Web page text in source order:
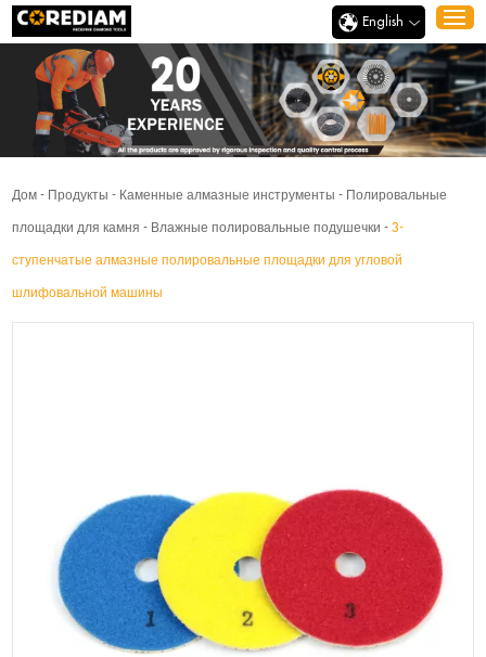
English
Дом - Продукты - Каменные алмазные инструменты - Полировальные
площадки для камня - Влажные полировальные подушечки -3-
ступенчатые алмазные полировальные площадки для угловой
шлифовальной машины